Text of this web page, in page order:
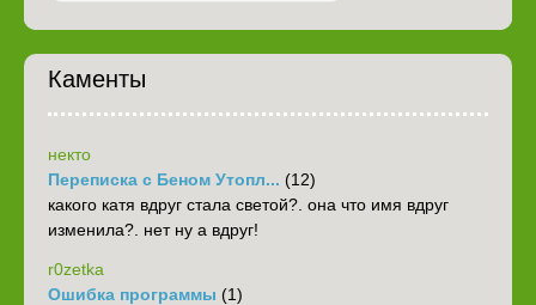
Каменты
некто
Переписка с Беном Утопл... (12)
какого катя вдруг стала светой?. она что имя вдруг
изменила?. нет ну а вдруг!
r0zetka
Ошибка программы (1)